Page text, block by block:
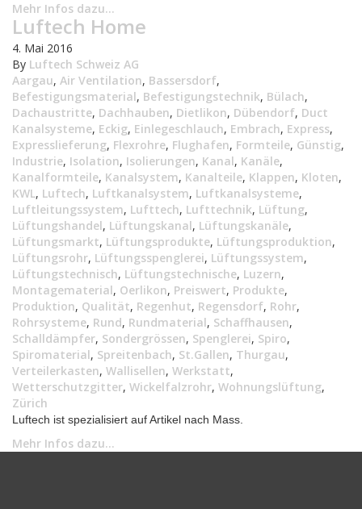
Mehr Infos dazu...
Luftech Home
4. Mai 2016
By Luftech Schweiz AG
Aargau, Air Ventilation, Bassersdorf,
Befestigungsmaterial, Befestigungstechnik, Bülach,
Dachaustritte, Dachhauben, Dietlikon, Dübendorf, Duct
Kanalsysteme, Eckig, Einlegeschlauch, Embrach, Express,
Expresslieferung, Flexrohre, Flughafen, Formteile, Günstig,
Industrie, Isolation, Isolierungen, Kanal, Kanäle,
Kanalformteile, Kanalsystem, Kanalteile, Klappen, Kloten,
KWL, Luftech, Luftkanalsystem, Luftkanalsysteme,
Luftleitungssystem, Lufttech, Lufttechnik, Lüftung,
Lüftungshandel, Lüftungskanal, Lüftungskanäle,
Lüftungsmarkt, Lüftungsprodukte, Lüftungsproduktion,
Lüftungsrohr, Lüftungsspenglerei, Lüftungssystem,
Lüftungstechnisch, Lüftungstechnische, Luzern,
Montagematerial, Oerlikon, Preiswert, Produkte,
Produktion, Qualität, Regenhut, Regensdorf, Rohr,
Rohrsysteme, Rund, Rundmaterial, Schaffhausen,
Schalldämpfer, Sondergrössen, Spenglerei, Spiro,
Spiromaterial, Spreitenbach, St.Gallen, Thurgau,
Verteilerkasten, Wallisellen, Werkstatt,
Wetterschutzgitter, Wickelfalzrohr, Wohnungslüftung,
Zürich
Luftech ist spezialisiert auf Artikel nach Mass.
Mehr Infos dazu...